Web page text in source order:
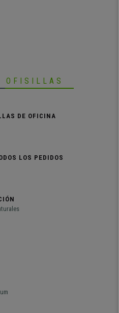
OFISILLAS
DE OFICINA
LOS PEDIDOS